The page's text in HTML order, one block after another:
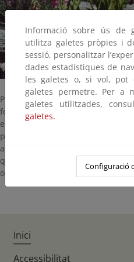
Planta que presenta al final del
forma de dedal, de donde
endemismo ibérico. Puede
pero en proporciones
acciones cardiotónicas. Esta
que la Digitalis purpurea.
ornamental.
Informació sobre ús de
utilitza galetes pròpies i
sessió, personalitzar
dades estadístiques de
les galetes o, si vol, pot
galetes permetre. Per a
galetes utilitzades,
galetes.
Configuració
Inici
Accessibilitat